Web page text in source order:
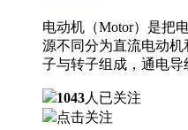
电动机（Motor）是把
源不同分为直流电动
子与转子组成，通电
1043人已关注
点击关注